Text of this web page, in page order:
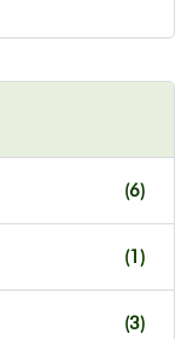
(6)
(1)
(3)